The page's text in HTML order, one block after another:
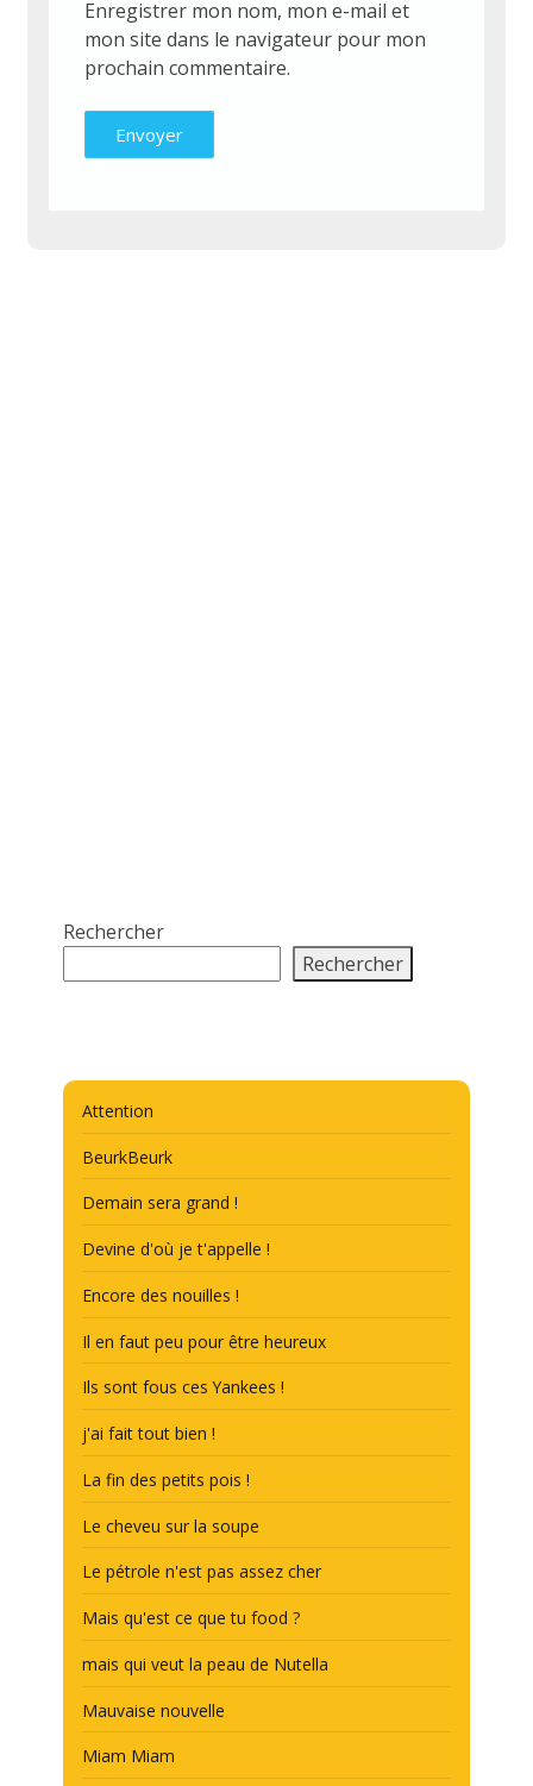
Enregistrer mon nom, mon e-mail et
mon site dans le navigateur pour mon
prochain commentaire.
Rechercher
Rechercher
Attention
BeurkBeurk
Demain sera grand !
Devine d'où je t'appelle !
Encore des nouilles !
Il en faut peu pour être heureux
Ils sont fous ces Yankees !
j'ai fait tout bien !
La fin des petits pois !
Le cheveu sur la soupe
Le pétrole n'est pas assez cher
Mais qu'est ce que tu food ?
mais qui veut la peau de Nutella
Mauvaise nouvelle
Miam Miam